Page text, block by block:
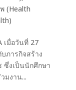
(Health
เมื่อวันที่ 27
ภารกิจสร้าง
ซึ่งเป็นนักศึกษา
มงาน...